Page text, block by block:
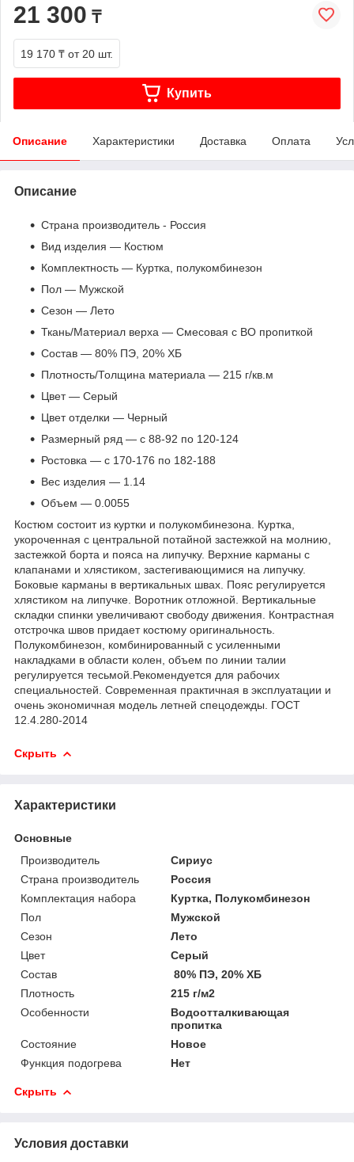
21 300 ₸
19 170 ₸ от 20 шт.
Купить
Описание Характеристики Доставка Оплата
Описание
Страна производитель - Россия
Вид изделия — Костюм
Комплектность — Куртка, полукомбинезон
Пол — Мужской
Сезон — Лето
Ткань/Материал верха — Смесовая с ВО пропиткой
Состав — 80% ПЭ, 20% ХБ
Плотность/Толщина материала — 215 г/кв.м
Цвет — Серый
Цвет отделки — Черный
Размерный ряд — с 88-92 по 120-124
Ростовка — с 170-176 по 182-188
Вес изделия — 1.14
Объем — 0.0055
Костюм состоит из куртки и полукомбинезона. Куртка,
укороченная с центральной потайной застежкой на молнию,
застежкой борта и пояса на липучку. Верхние карманы с
клапанами и хлястиком, застегивающимися на липучку.
Боковые карманы в вертикальных швах. Пояс регулируется
хлястиком на липучке. Воротник отложной. Вертикальные
складки спинки увеличивают свободу движения. Контрастная
отстрочка швов придает костюму оригинальность.
Полукомбинезон, комбинированный с усиленными
накладками в области колен, объем по линии талии
регулируется тесьмой.Рекомендуется для рабочих
специальностей. Современная практичная в эксплуатации и
очень экономичная модель летней спецодежды. ГОСТ
12.4.280-2014
Скрыть
Характеристики
Основные
Производитель
Сириус
Страна производитель
Россия
Комплектация набора
Куртка, Полукомбинезон
Пол
Мужской
Сезон
Лето
Цвет
Серый
Состав
80% ПЭ, 20% ХБ
Плотность
215 г/м2
Особенности
Водоотталкивающая
пропитка
Состояние
Новое
Функция подогрева
Нет
Скрыть
Условия доставки